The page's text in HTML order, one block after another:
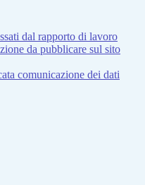
dal rapporto di lavoro
da pubblicare sul sito
comunicazione dei dati